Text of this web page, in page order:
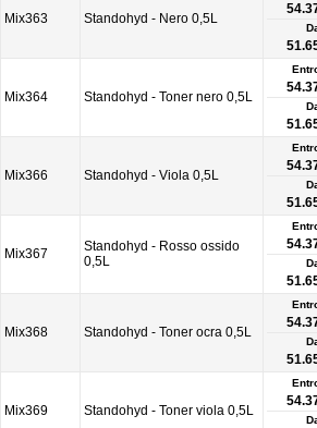
Mix363 Standohyd - Nero 0,5L
Mix364 Standohyd - Toner nero 0,5L
Mix366 Standohyd - Viola 0,5L
Mix367
Standohyd - Rosso ossido
0,5L
Mix368 Standohyd - Toner ocra 0,5L
Mix369 Standohyd - Toner viola 0,5L